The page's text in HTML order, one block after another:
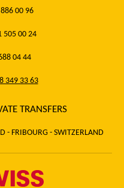
00 96
505 00 24
04 44
349 33 63
TRANSFERS
- FRIBOURG - SWITZERLAND